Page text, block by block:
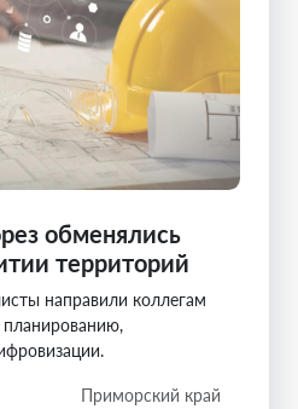
обменялись
территорий
направили коллегам
планированию,
Приморский край